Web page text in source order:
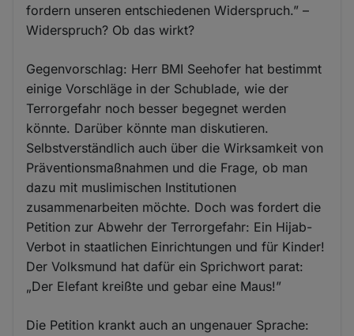
fordern unseren entschiedenen Widerspruch.” –
Widerspruch? Ob das wirkt?
Gegenvorschlag: Herr BMI Seehofer hat bestimmt
einige Vorschläge in der Schublade, wie der
Terrorgefahr noch besser begegnet werden
könnte. Darüber könnte man diskutieren.
Selbstverständlich auch über die Wirksamkeit von
Präventionsmaßnahmen und die Frage, ob man
dazu mit muslimischen Institutionen
zusammenarbeiten möchte. Doch was fordert die
Petition zur Abwehr der Terrorgefahr: Ein Hijab-
Verbot in staatlichen Einrichtungen und für Kinder!
Der Volksmund hat dafür ein Sprichwort parat:
„Der Elefant kreißte und gebar eine Maus!”
Die Petition krankt auch an ungenauer Sprache: